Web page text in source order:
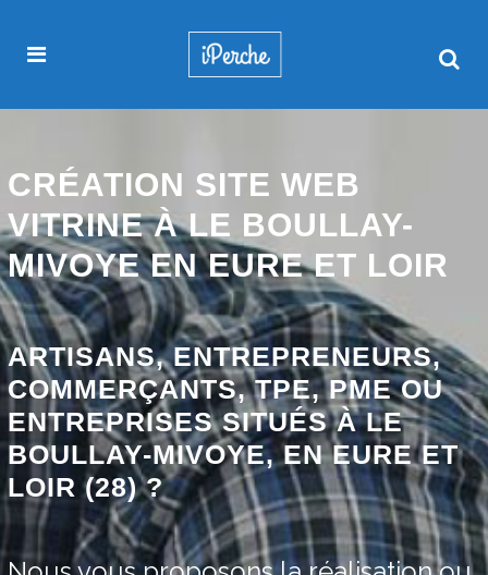
CRÉATION SITE WEB
VITRINE À LE BOULLAY-
MIVOYE EN EURE ET LOIR
ARTISANS, ENTREPRENEURS,
COMMERÇANTS, TPE, PME OU
ENTREPRISES SITUÉS À LE
BOULLAY-MIVOYE, EN EURE ET
LOIR (28) ?